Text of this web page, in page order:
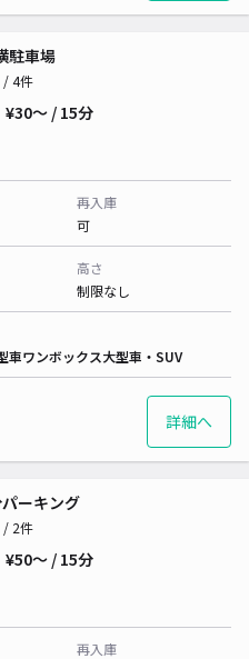
駐車場
/ 4件
¥30〜 / 15分
再入庫
可
高さ
制限なし
車ワンボックス大型車・SUV
詳細へ
ーキング
/ 2件
¥50〜 / 15分
再入庫